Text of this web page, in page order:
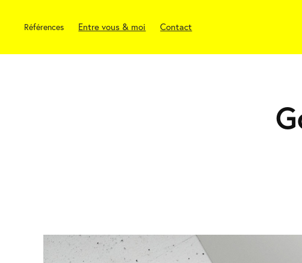
Références Entre vous & moi Contact